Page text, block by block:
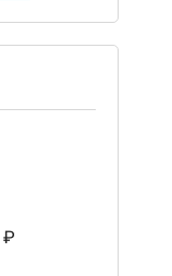
₽